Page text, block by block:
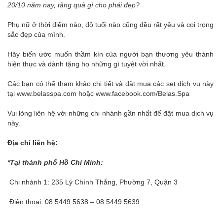
20/10 năm nay, tặng quà gì cho phái đẹp?
Phụ nữ ở thời điểm nào, độ tuổi nào cũng đều rất yêu và coi trọng
sắc đẹp của mình.
Hãy biến ước muốn thầm kín của người bạn thương yêu thành
hiện thực và dành tặng họ những gì tuyệt vời nhất.
Các bạn có thể tham khảo chi tiết và đặt mua các set dich vụ này
tại www.belasspa.com hoặc www.facebook.com/Belas.Spa
Vui lòng liên hệ với những chi nhánh gần nhất để đặt mua dịch vụ
này.
Địa chỉ liên hệ:
*Tại thành phố Hồ Chí Minh:
Chi nhánh 1: 235 Lý Chính Thắng, Phường 7, Quận 3
Điện thoại: 08 5449 5638 – 08 5449 5639